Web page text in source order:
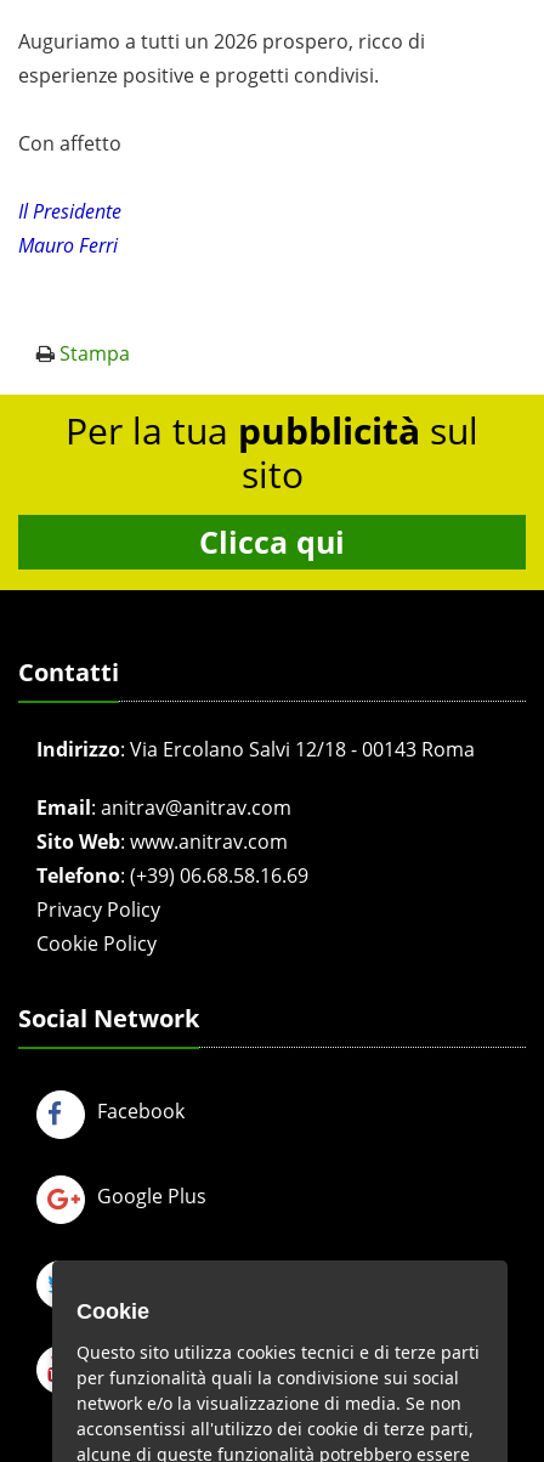
Auguriamo a tutti un 2026 prospero, ricco di
esperienze positive e progetti condivisi.
Con affetto
Il Presidente
Mauro Ferri
Stampa
Per la tua pubblicità sul
sito
Clicca qui
Contatti
Indirizzo: Via Ercolano Salvi 12/18 - 00143 Roma
Email: anitrav@anitrav.com
Sito Web: www.anitrav.com
Telefono: (+39) 06.68.58.16.69
Privacy Policy
Cookie Policy
Social Network
Facebook
Google Plus
Youtube
Cookie
Questo sito utilizza cookies tecnici e di terze parti
per funzionalità quali la condivisione sui social
network e/o la visualizzazione di media. Se non
acconsentissi all'utilizzo dei cookie di terze parti,
alcune di queste funzionalità potrebbero essere